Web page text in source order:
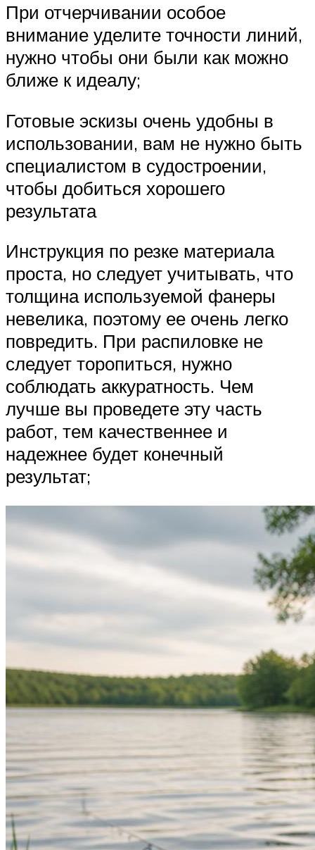
При отчерчивании особое
внимание уделите точности линий,
нужно чтобы они были как можно
ближе к идеалу;
Готовые эскизы очень удобны в
использовании, вам не нужно быть
специалистом в судостроении,
чтобы добиться хорошего
результата
Инструкция по резке материала
проста, но следует учитывать, что
толщина используемой фанеры
невелика, поэтому ее очень легко
повредить. При распиловке не
следует торопиться, нужно
соблюдать аккуратность. Чем
лучше вы проведете эту часть
работ, тем качественнее и
надежнее будет конечный
результат;